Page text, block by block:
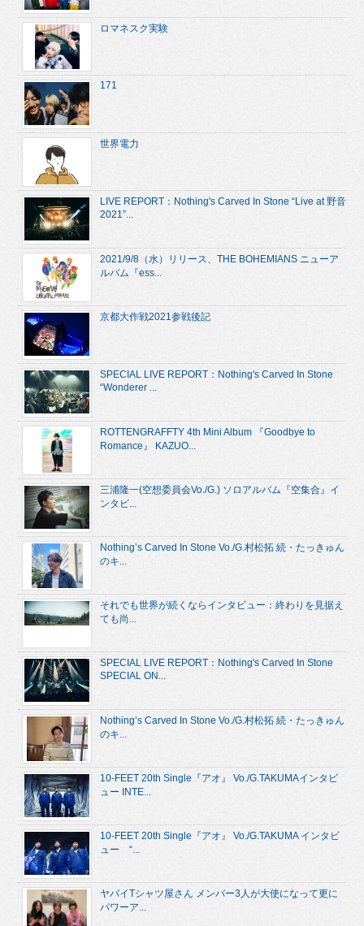
ロマネスク実験
171
世界電力
LIVE REPORT：Nothing's Carved In Stone “Live at 野音
2021”...
2021/9/8（水）リリース、THE BOHEMIANS ニューア
ルバム『ess...
京都大作戦2021参戦後記
SPECIAL LIVE REPORT：Nothing's Carved In Stone
“Wonderer ...
ROTTENGRAFFTY 4th Mini Album 『Goodbye to
Romance』 KAZUO...
三浦隆一(空想委員会Vo./G.) ソロアルバム『空集合』イ
ンタビ...
Nothing’s Carved In Stone Vo./G.村松拓 続・たっきゅん
のキ...
それでも世界が続くならインタビュー：終わりを見据え
ても尚...
SPECIAL LIVE REPORT：Nothing's Carved In Stone
SPECIAL ON...
Nothing’s Carved In Stone Vo./G.村松拓 続・たっきゅん
のキ...
10-FEET 20th Single『アオ』 Vo./G.TAKUMAインタビ
ュー INTE...
10-FEET 20th Single『アオ』 Vo./G.TAKUMA インタビ
ュー “...
ヤバイTシャツ屋さん メンバー3人が大使になって更に
パワーア...